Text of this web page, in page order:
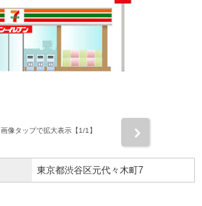
画像タップで拡大表示【1/1】
東京都渋谷区元代々木町7